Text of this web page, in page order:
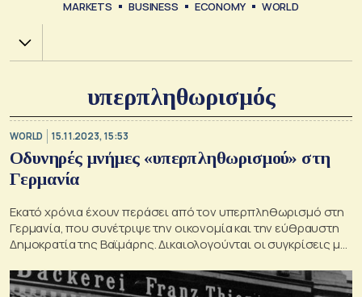
MARKETS BUSINESS ECONOMY WORLD
Χ.Α.
υπερπληθωρισμός
WORLD 15.11.2023, 15:53
Οδυνηρές μνήμες «υπερπληθωρισμού» στη
Γερμανία
Εκατό χρόνια έχουν περάσει από τον υπερπληθωρισμό στη
Γερμανία, που συνέτριψε την οικονομία και την εύθραυστη
Δημοκρατία της Βαϊμάρης. Δικαιολογούνται οι συγκρίσεις με